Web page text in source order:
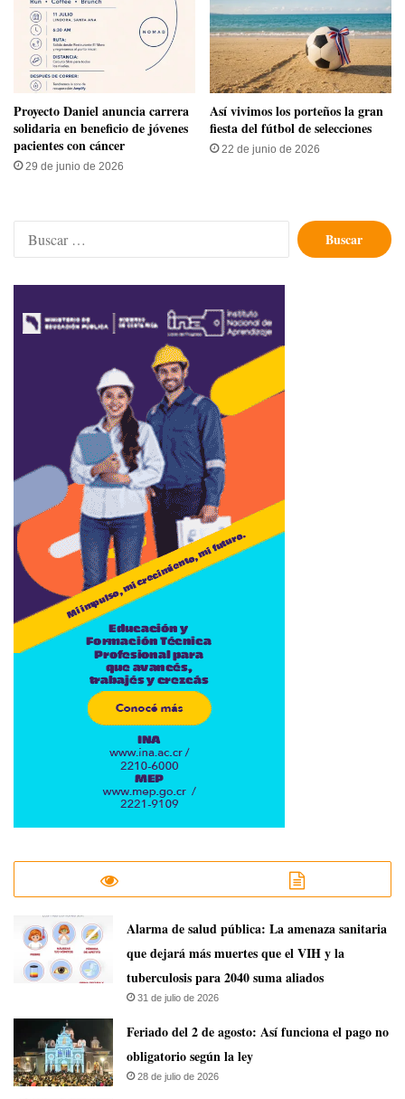
Proyecto Daniel anuncia carrera
solidaria en beneficio de jóvenes
pacientes con cáncer
29 de junio de 2026
Así vivimos los porteños la gran
fiesta del fútbol de selecciones
22 de junio de 2026
Buscar:
​Alarma de salud pública: La amenaza sanitaria
que dejará más muertes que el VIH y la
tuberculosis para 2040 suma aliados
31 de julio de 2026
Feriado del 2 de agosto: Así funciona el pago no
obligatorio según la ley
28 de julio de 2026